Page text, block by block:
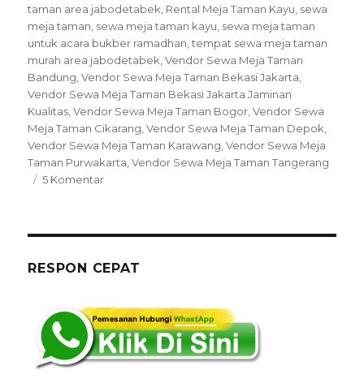
taman area jabodetabek Rental Meja Taman Kayu sewa
meja taman sewa meja taman kayu sewa meja taman
untuk acara bukber ramadhan ,tempat sewa meja taman
murah area jabodetabek ,Vendor Sewa Meja Taman
Bandung ,Vendor Sewa Meja Taman Bekasi Jakarta
Vendor Sewa Meja Taman Bekasi Jakarta Jaminan
Kualitas ,Vendor Sewa Meja Taman Bogor ,Vendor Sewa
Meja Taman Cikarang ,Vendor Sewa Meja Taman Depok
Vendor Sewa Meja Taman Karawang ,Vendor Sewa Meja
Taman Purwakarta ,Vendor Sewa Meja Taman Tangerang
5 Komentarpada
Bekasi
Kualitas
RESPON CEPAT